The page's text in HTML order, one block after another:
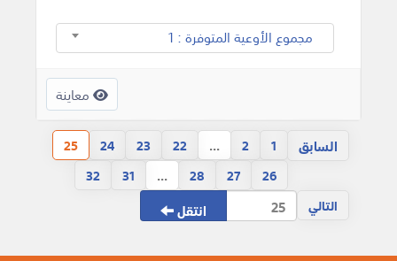
مجموع الأوعية المتوفرة : 1
معاينة
السابق 1
2
...
22
23
24
25
26
27
28
...
31
32
التالي
انتقل